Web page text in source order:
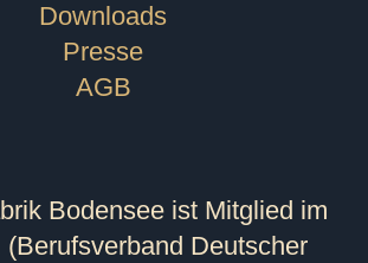
Downloads
Presse
AGB
Bodensee ist Mitglied im
(Berufsverband Deutscher